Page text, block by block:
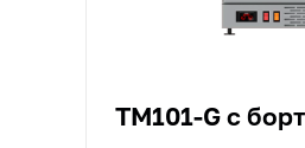
TM101-G с